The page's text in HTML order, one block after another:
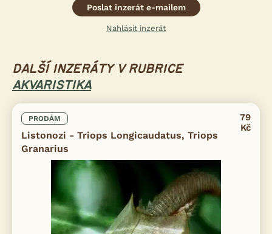
Poslat inzerát e-mailem
Nahlásit inzerát
DALŠÍ INZERÁTY V RUBRICE
AKVARISTIKA
PRODÁM
Listonozi - Triops Longicaudatus, Triops
Granarius
79
Kč